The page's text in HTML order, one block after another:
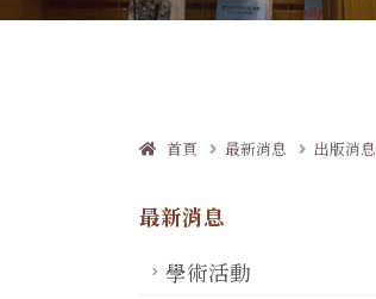
首頁 最新消息 出版消息
最新消息
學術活動